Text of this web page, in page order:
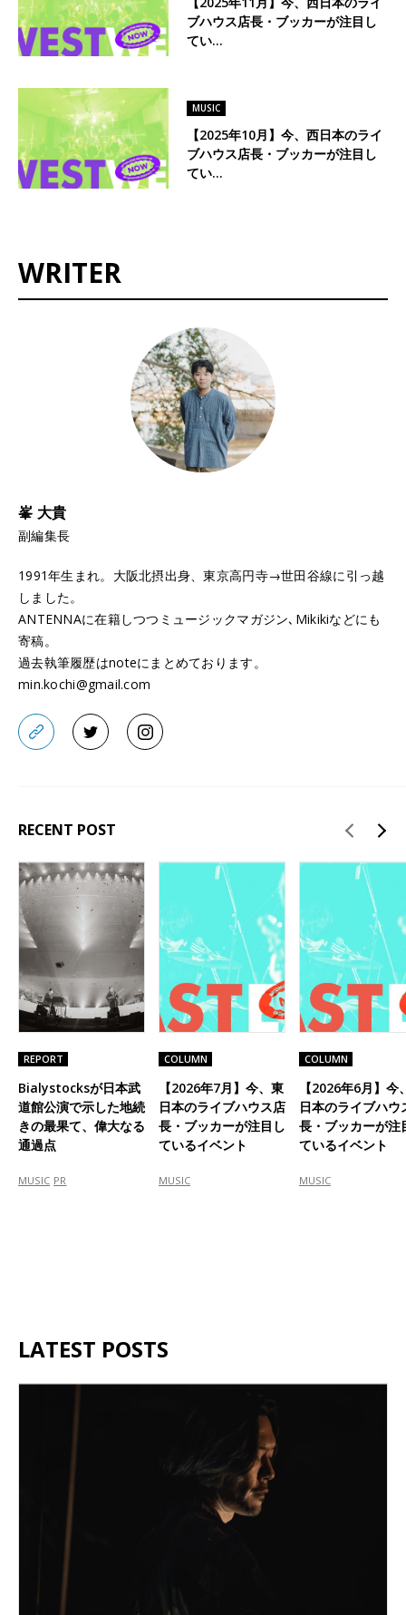
ブハウス店長・ブッカーが注目し
てい…
MUSIC
【2025年10月】今、西日本のライ
ブハウス店長・ブッカーが注目し
てい…
WRITER
峯 大貴
副編集長
1991年生まれ。大阪北摂出身、東京高円寺→世田谷線に引っ越
しました。
ANTENNAに在籍しつつミュージックマガジン､Mikikiなどにも
寄稿。
過去執筆履歴はnoteにまとめております。
min.kochi@gmail.com
RECENT POST
REPORT
Bialystocksが日本武
道館公演で示した地続
きの最果て、偉大なる
通過点
MUSIC PR
COLUMN
【2026年7月】今、東
日本のライブハウス店
長・ブッカーが注目し
ているイベント
MUSIC
COLUMN
【2026年6月】今
日本のライブハウ
長・ブッカーが注
ているイベント
MUSIC
LATEST POSTS